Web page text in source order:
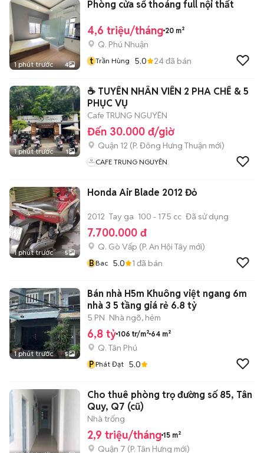
1 phút trước 4
Phòng cửa sổ thoáng full nội thất
4,6 triệu/tháng 20 m²
Q. Phú Nhuận
t Trần Hùng 5.0 24đã bán
1 phút trước 1
☕ TUYỂN NHÂN VIÊN 2 PHA CHẾ & 5
PHỤC VỤ
Cafe TRUNG NGUYÊN
Đến 30.000 đ/giờ
Quận 12 (P. Đông Hưng Thuận mới)
CAFE TRUNG NGUYÊN
1 phút trước 5
Honda Air Blade 2012 Đỏ
2012 Tay ga 100 - 175 cc Đã sử dụng
7.700.000 đ
Q. Gò Vấp (P. An Hội Tây mới)
BBac 5.0 1 đã bán
1 phút trước 5
Bán nhà H5m Khuông việt ngang 6m
nhà 3 5 tầng giá rẻ 6.8 tỷ
5 PN Nhà ngõ, hẻm
6,8 tỷ 106 tr/m² 64 m²
Q. Tân Phú
P Phát Đạt 5.0
Cho thuê phòng trọ đường số 85, Tân
Quy, Q7 (cũ)
Nhà trống
2,9 triệu/tháng 15 m²
Quận 7 (P. Tân Hưng mới)